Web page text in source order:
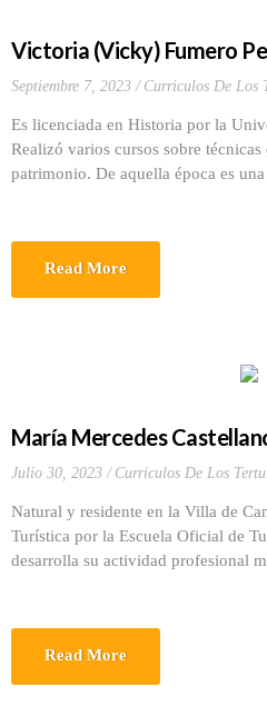
Victoria (Vicky) Fumero
Septiembre 7, 2023 Curriculos De Los
Es licenciada en Historia por la
Realizó varios cursos sobre
patrimonio. De aquella época es
Read More
María Mercedes
Julio 30, 2023 Curriculos De Los
Natural y residente en la Villa de
Turística por la Escuela Oficial de
desarrolla su actividad profesional
Read More